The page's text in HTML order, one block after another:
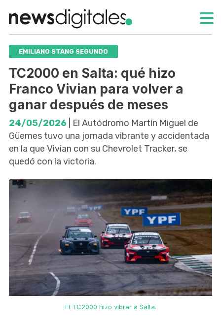
EMILIANO STANG SEGUNDO
TC2000 en Salta: qué hizo
Franco Vivian para volver a
ganar después de meses
24/05/2026 | El Autódromo Martín Miguel de
Güemes tuvo una jornada vibrante y accidentada
en la que Vivian con su Chevrolet Tracker, se
quedó con la victoria.
El TC2000 hizo vibrar a Salta.